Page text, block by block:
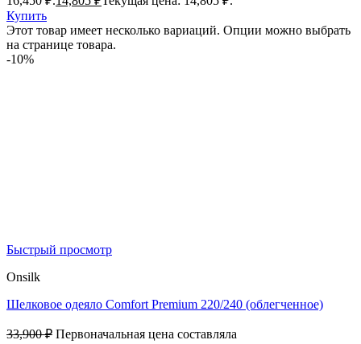
Купить
Этот товар имеет несколько вариаций. Опции можно выбрать
на странице товара.
-10%
Быстрый просмотр
Onsilk
Шелковое одеяло Comfort Premium 220/240 (облегченное)
33,900₽ Первоначальная цена составляла